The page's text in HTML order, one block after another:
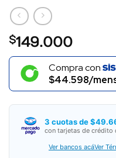
$149.000
Compra con
$44.598/
3 cuotas de
con tarjetas de crédito
Ver bancos acáVer